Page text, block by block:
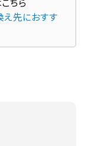
え先におすす